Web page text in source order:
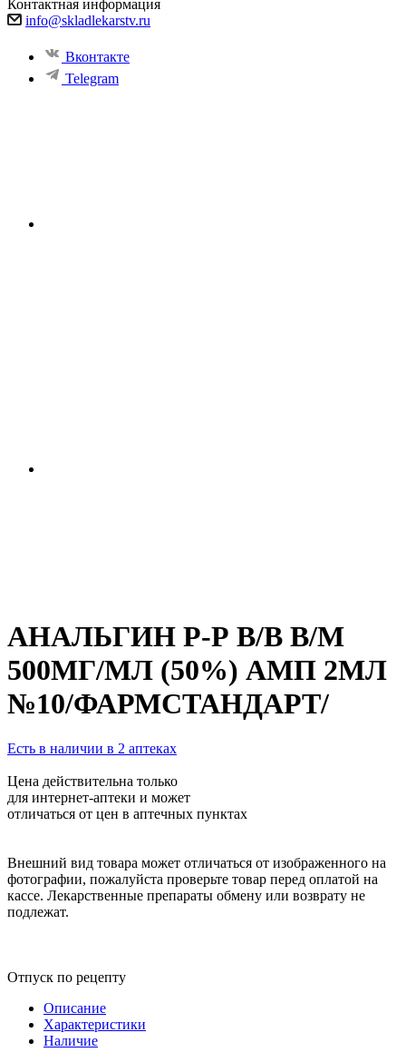
Контактная информация
info@skladlekarstv.ru
Вконтакте
Telegram
АНАЛЬГИН Р-Р В/В В/М
500МГ/МЛ (50%) АМП 2МЛ
№10/ФАРМСТАНДАРТ/
Есть в наличии в 2 аптеках
Цена действительна только
для интернет-аптеки и может
отличаться от цен в аптечных пунктах
Внешний вид товара может отличаться от изображенного на
фотографии, пожалуйста проверьте товар перед оплатой на
кассе. Лекарственные препараты обмену или возврату не
подлежат.
Отпуск по рецепту
Описание
Характеристики
Наличие